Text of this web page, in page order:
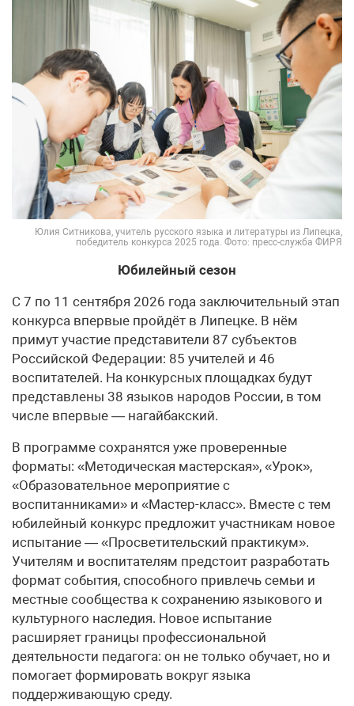
Юлия Ситникова, учитель русского языка и литературы из Липецка,
победитель конкурса 2025 года. Фото: пресс-служба ФИРЯ
Юбилейный сезон
С 7 по 11 сентября 2026 года заключительный этап
конкурса впервые пройдёт в Липецке. В нём
примут участие представители 87 субъектов
Российской Федерации: 85 учителей и 46
воспитателей. На конкурсных площадках будут
представлены 38 языков народов России, в том
числе впервые — нагайбакский.
В программе сохранятся уже проверенные
форматы: «Методическая мастерская», «Урок»,
«Образовательное мероприятие с
воспитанниками» и «Мастер-класс». Вместе с тем
юбилейный конкурс предложит участникам новое
испытание — «Просветительский практикум».
Учителям и воспитателям предстоит разработать
формат события, способного привлечь семьи и
местные сообщества к сохранению языкового и
культурного наследия. Новое испытание
расширяет границы профессиональной
деятельности педагога: он не только обучает, но и
помогает формировать вокруг языка
поддерживающую среду.